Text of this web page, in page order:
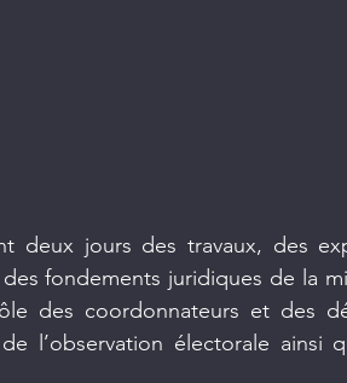
deux jours des travaux, des
fondements juridiques de la
des coordonnateurs et des
l’observation électorale ainsi